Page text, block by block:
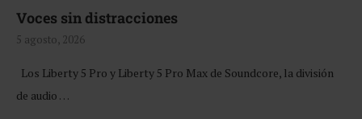
Voces sin distracciones
5 agosto, 2026
Los Liberty 5 Pro y Liberty 5 Pro Max de Soundcore, la división
de audio …